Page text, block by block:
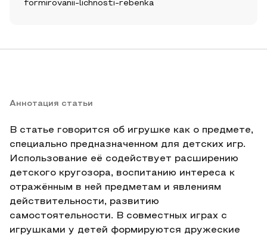
formirovanii-lichnosti-rebenka
Аннотация статьи
В статье говорится об игрушке как о предмете,
специально предназначенном для детских игр.
Использование её содействует расширению
детского кругозора, воспитанию интереса к
отражённым в ней предметам и явлениям
действительности, развитию
самостоятельности. В совместных играх с
игрушками у детей формируются дружеские